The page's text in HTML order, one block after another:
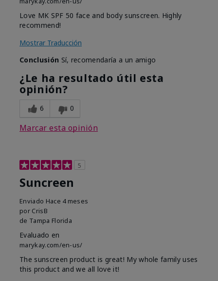
Love MK SPF 50 face and body sunscreen. Highly
recommend!
Mostrar Traducción
Conclusión Sí, recomendaría a un amigo
¿Le ha resultado útil esta
opinión?
6 0
Marcar esta opinión
5
Suncreen
Enviado Hace 4 meses
por CrisB
de Tampa Florida
Evaluado en
marykay.com/en-us/
The sunscreen product is great! My whole family uses
this product and we all love it!